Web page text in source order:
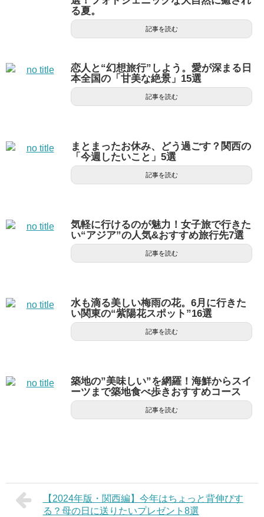
る夏。
記事を読む
恋人と“幻想旅行”しよう。愛が深まる日
本全国の「甘美な絶景」15選
記事を読む
まとまったお休み、どう過ごす？関西の
「今週したいこと」5選
記事を読む
気軽に行けるのが魅力！女子旅で行きた
い“アジア”の人気&おすすめ旅行先7選
記事を読む
水も滴る美しい梅雨の花。6月に行きた
い関東の“紫陽花スポット”16選
記事を読む
築地の”美味しい”を網羅！海鮮からスイ
ーツまで築地食べ歩きおすすめコース
記事を読む
【2024年版・関西編】今年はちょっと背伸びす
る？母の日に送りたいプレゼント8選